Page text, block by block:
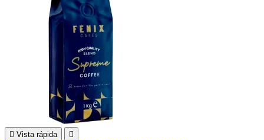
 Vista rápida 